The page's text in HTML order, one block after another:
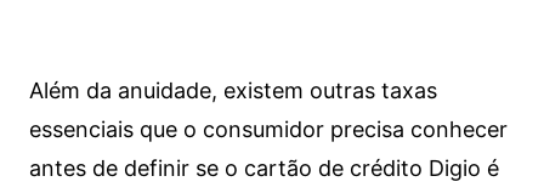
Além da anuidade, existem outras taxas
essenciais que o consumidor precisa conhecer
antes de definir se o cartão de crédito Digio é